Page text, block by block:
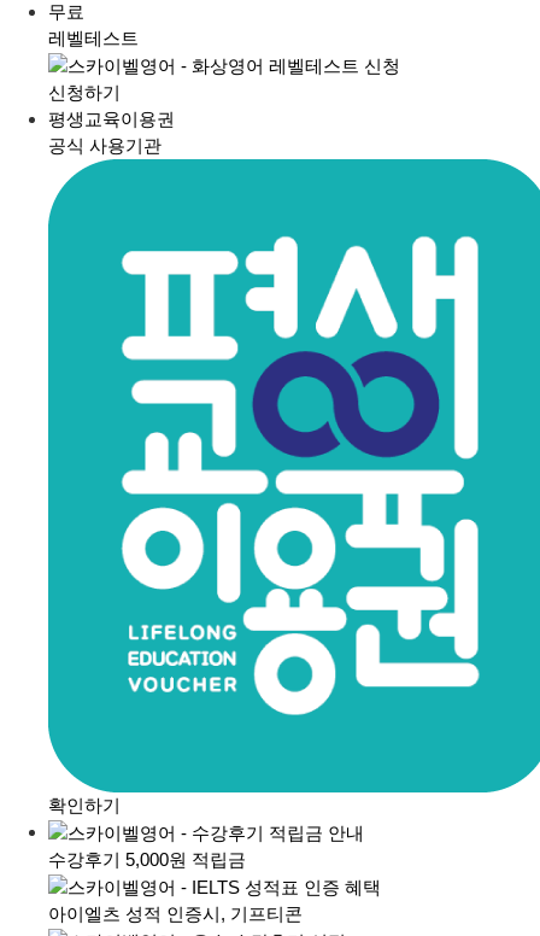
무료
레벨테스트
신청하기
평생교육이용권
공식 사용기관
확인하기
수강후기 5,000원 적립금
아이엘츠 성적 인증시, 기프티콘